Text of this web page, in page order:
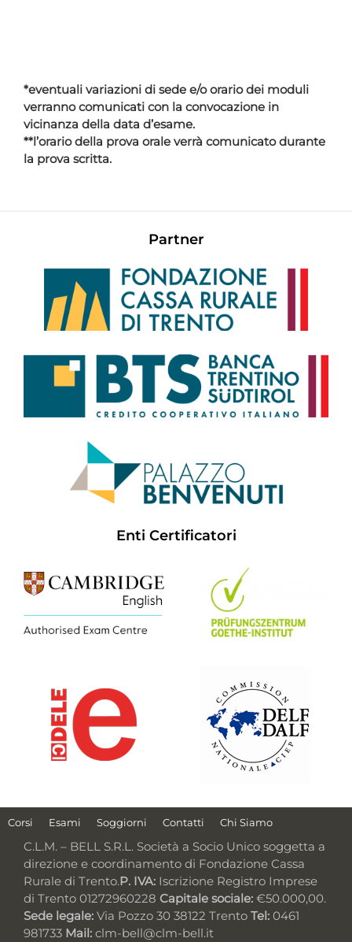
*eventuali variazioni di sede e/o orario dei moduli
verranno comunicati con la convocazione in
vicinanza della data d’esame.
**l’orario della prova orale verrà comunicato durante
la prova scritta.
Partner
Enti Certificatori
Corsi Esami Soggiorni Contatti Chi Siamo
C.L.M. – BELL S.R.L. Società a Socio Unico soggetta a
direzione e coordinamento di Fondazione Cassa
Rurale di Trento.P. IVA: Iscrizione Registro Imprese
di Trento 01272960228 Capitale sociale: €50.000,00.
Sede legale: Via Pozzo 30 38122 Trento Tel: 0461
981733 Mail: clm-bell@clm-bell.it